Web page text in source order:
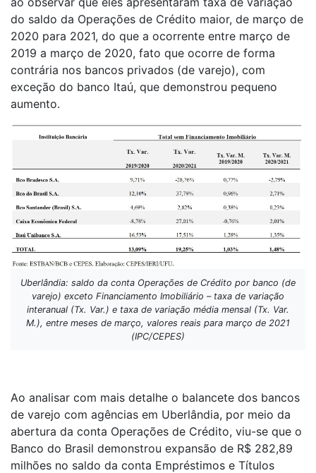
do saldo da Operações de Crédito maior, de março de
2020 para 2021, do que a ocorrente entre março de
2019 a março de 2020, fato que ocorre de forma
contrária nos bancos privados (de varejo), com
exceção do banco Itaú, que demonstrou pequeno
aumento.
Uberlândia: saldo da conta Operações de Crédito por banco (de
varejo) exceto Financiamento Imobiliário – taxa de variação
interanual (Tx. Var.) e taxa de variação média mensal (Tx. Var.
M.), entre meses de março, valores reais para março de 2021
(IPC/CEPES)
Ao analisar com mais detalhe o balancete dos bancos
de varejo com agências em Uberlândia, por meio da
abertura da conta Operações de Crédito, viu-se que o
Banco do Brasil demonstrou expansão de R$ 282,89
milhões no saldo da conta Empréstimos e Títulos